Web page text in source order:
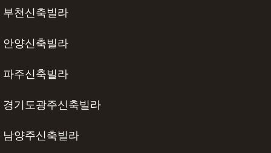
부천신축빌라
안양신축빌라
파주신축빌라
경기도광주신축빌라
남양주신축빌라